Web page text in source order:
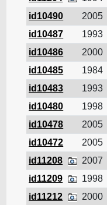
id10490
2005
id10487
1993
id10486
2000
id10485
1984
id10483
1993
id10480
1998
id10478
2005
id10472
2005
id11208
2007
id11209
1998
id11212
2000